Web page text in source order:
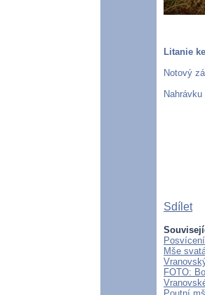
Litanie
Notový
Sdílet
Mše
FOTO: